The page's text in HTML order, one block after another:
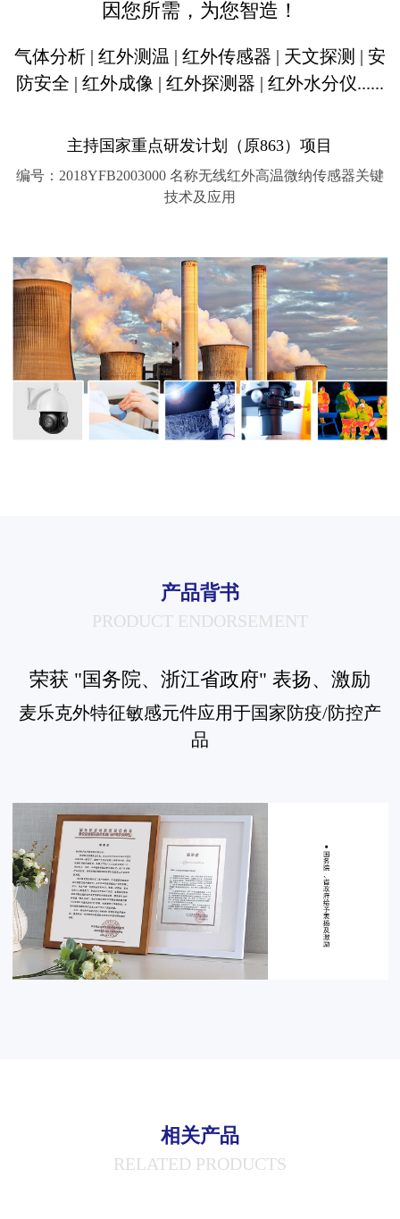
因您所需，为您智造！
气体分析 | 红外测温 | 红外传感器 | 天文探测 | 安
防安全 | 红外成像 | 红外探测器 | 红外水分仪......
主持国家重点研发计划（原863）项目
编号：2018YFB2003000 名称无线红外高温微纳传感器关键
技术及应用
产品背书
PRODUCT ENDORSEMENT
荣获 "国务院、浙江省政府" 表扬、激励
麦乐克外特征敏感元件应用于国家防疫/防控产
品
相关产品
RELATED PRODUCTS